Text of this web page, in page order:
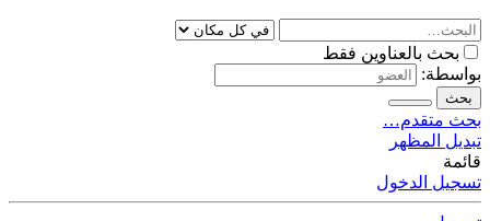
بحث بالعناوين فقط
بواسطة:
بحث
بحث متقدم…
تبديل المظهر
قائمة
تسجيل الدخول